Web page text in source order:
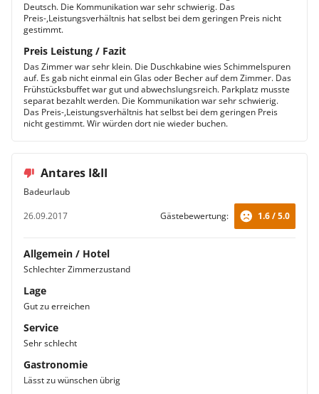
Deutsch. Die Kommunikation war sehr schwierig. Das
Preis-,Leistungsverhältnis hat selbst bei dem geringen Preis nicht
gestimmt.
Preis Leistung / Fazit
Das Zimmer war sehr klein. Die Duschkabine wies Schimmelspuren
auf. Es gab nicht einmal ein Glas oder Becher auf dem Zimmer. Das
Frühstücksbuffet war gut und abwechslungsreich. Parkplatz musste
separat bezahlt werden. Die Kommunikation war sehr schwierig.
Das Preis-,Leistungsverhältnis hat selbst bei dem geringen Preis
nicht gestimmt. Wir würden dort nie wieder buchen.
Antares I&II
Badeurlaub
26.09.2017
Gästebewertung: 1.6 / 5.0
Allgemein / Hotel
Schlechter Zimmerzustand
Lage
Gut zu erreichen
Service
Sehr schlecht
Gastronomie
Lässt zu wünschen übrig